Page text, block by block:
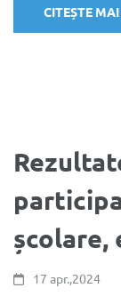
CITEȘTE
școlare,
17 apr.,2024